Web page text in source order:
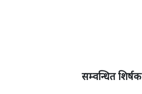
सम्वन्धित शिर्षक